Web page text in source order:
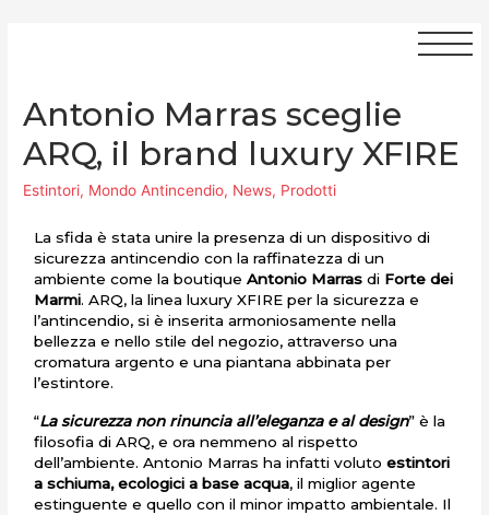
Antonio Marras sceglie
ARQ, il brand luxury XFIRE
Estintori, Mondo Antincendio, News, Prodotti
La sfida è stata unire la presenza di un dispositivo di
sicurezza antincendio con la raffinatezza di un
ambiente come la boutiqueAntonio Marras di Forte dei
Marmi. ARQ, la linea luxury XFIRE per la sicurezza e
l’antincendio, si è inserita armoniosamente nella
bellezza e nello stile del negozio, attraverso una
cromatura argento e una piantana abbinata per
l’estintore.
“La sicurezza non rinuncia all’eleganza e al design” è la
filosofia di ARQ, e ora nemmeno al rispetto
dell’ambiente. Antonio Marras ha infatti volutoestintori
a schiuma, ecologici a base acqua, il miglior agente
estinguente e quello con il minor impatto ambientale. Il